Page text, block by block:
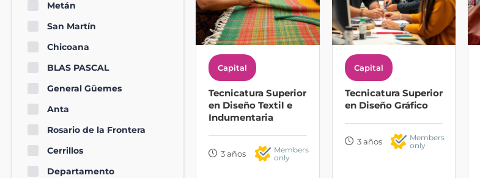
Metán
San Martín
Chicoana
BLAS PASCAL
General Güemes
Anta
Rosario de la Frontera
Cerrillos
Departamento
Capital
Tecnicatura Superior
en Diseño Textil e
Indumentaria
3 años
Members
only
Capital
Tecnicatura Superior
en Diseño Gráfico
3 años
Members
only